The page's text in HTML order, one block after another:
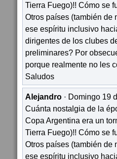
Tierra Fuego)!! Cómo se
Otros países (también de
ese espíritu inclusivo
dirigentes de los clubes
preliminares? Por
porque realmente no les
Saludos
Alejandro · Domingo 19
Cuánta nostalgia de la
Copa Argentina era un
Tierra Fuego)!! Cómo se
Otros países (también de
ese espíritu inclusivo